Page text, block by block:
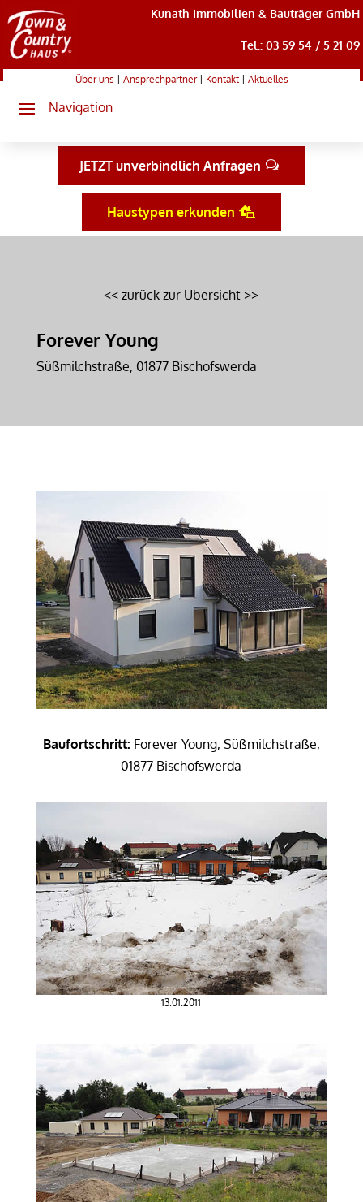
Kunath Immobilien & Bauträger GmbH
Tel.: 03 59 54 / 5 21 09
Über uns Ansprechpartner| Kontakt| Aktuelles
JETZT unverbindlich Anfragen
Haustypen erkunden
<< zurück zur Übersicht >>
Forever Young
Süßmilchstraße, 01877 Bischofswerda
Baufortschritt: Forever Young, Süßmilchstraße,
01877 Bischofswerda
13.01.2011